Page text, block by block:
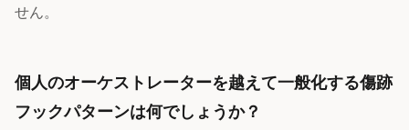
せん。
個人のオーケストレーターを越えて一般化する傷跡
フックパターンは何でしょうか？